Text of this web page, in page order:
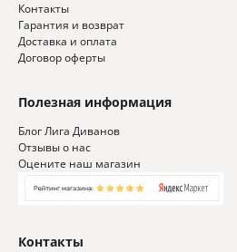
Контакты
Гарантия и возврат
Доставка и оплата
Договор оферты
Контакты
Полезная информация
Блог Лига Диванов
Отзывы о нас
Оцените наш магазин